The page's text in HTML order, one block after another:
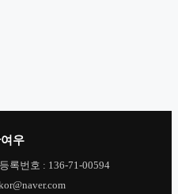
우
록번호 : 136-71-00594